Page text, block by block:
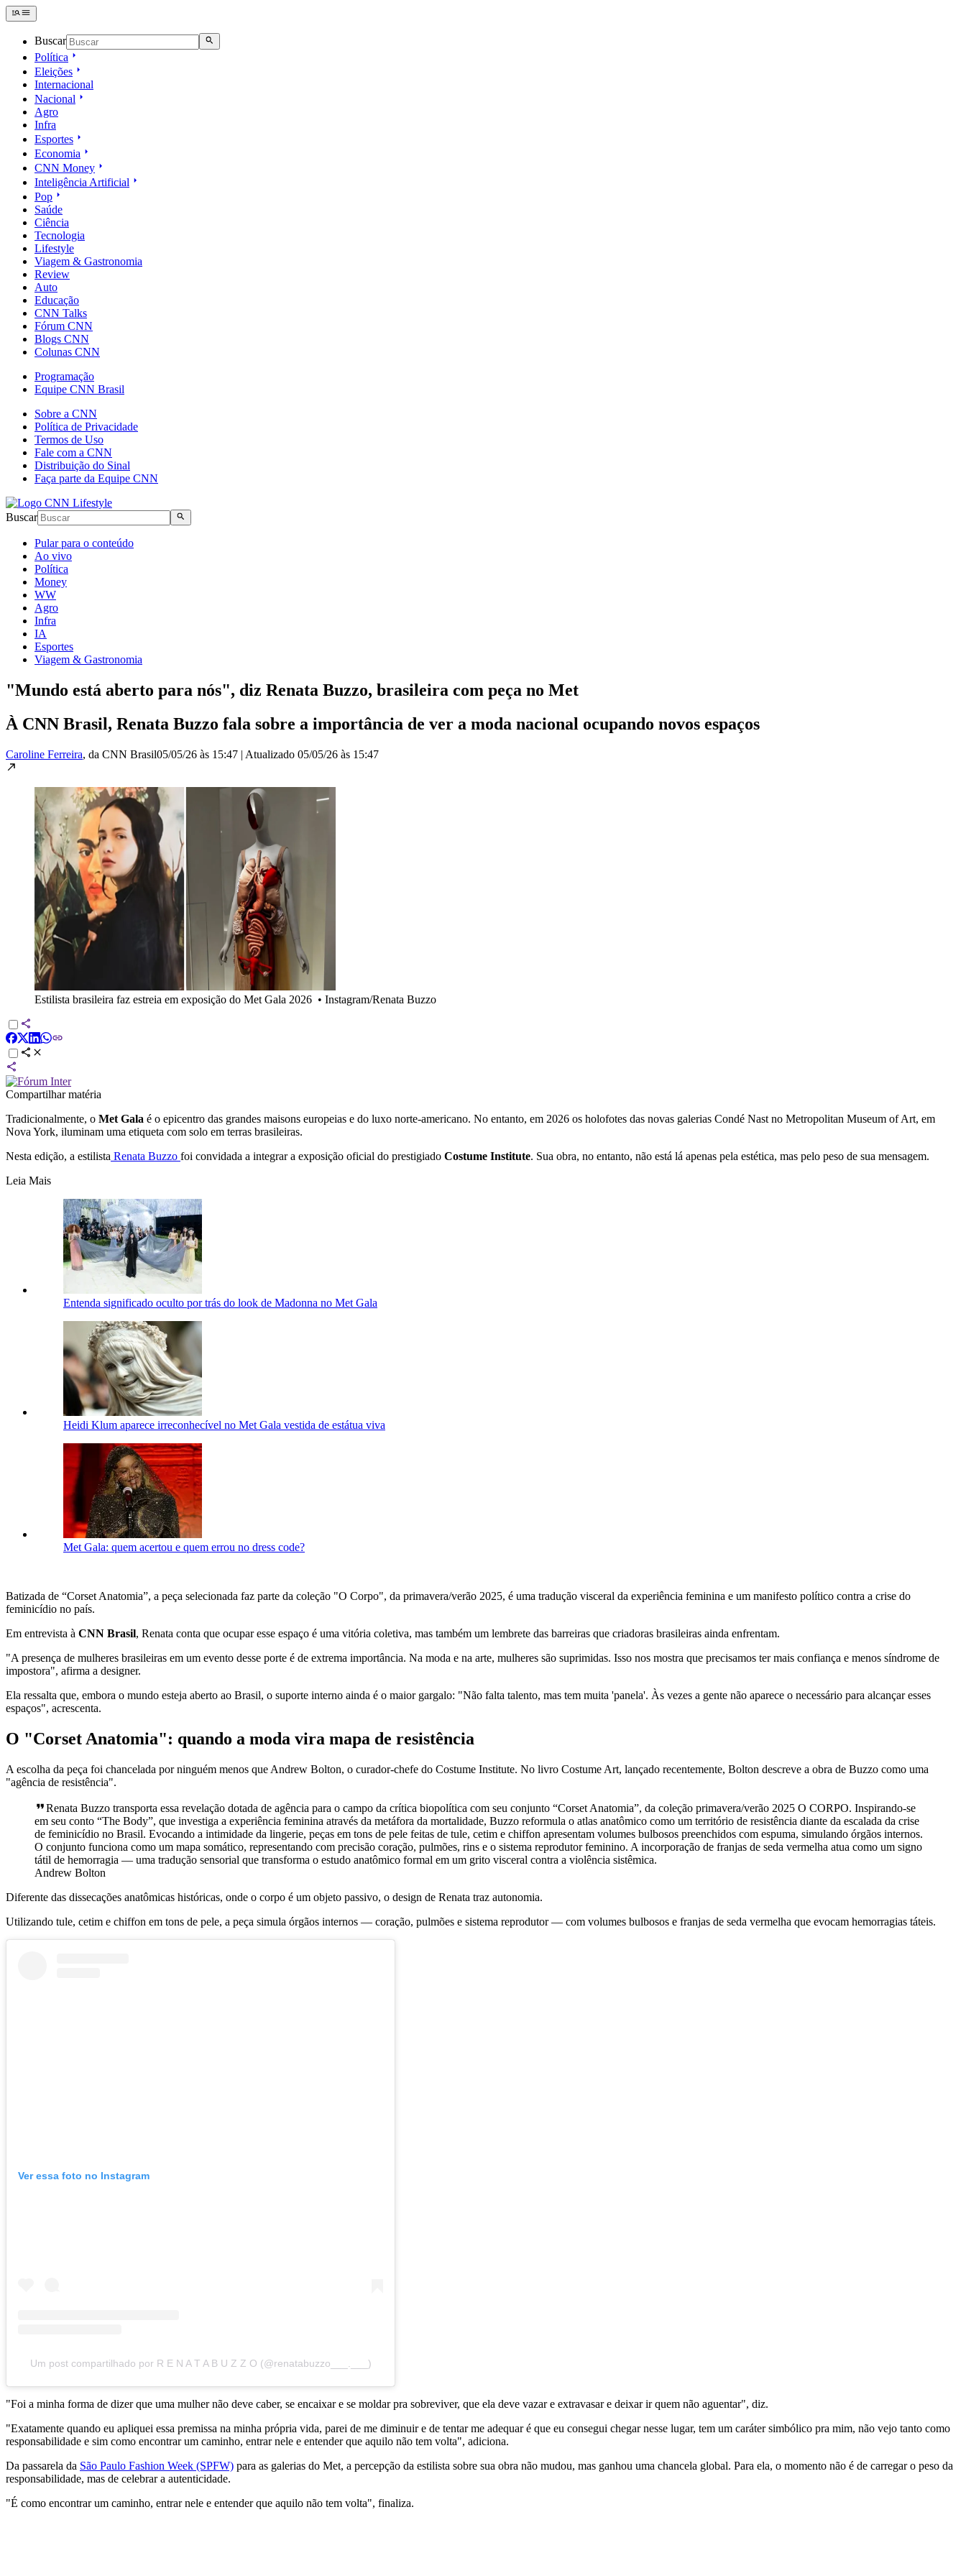
Buscar
Política
Eleições
Internacional
Nacional
Agro
Infra
Esportes
Economia
CNN Money
Inteligência Artificial
Pop
Saúde
Ciência
Tecnologia
Lifestyle
Viagem & Gastronomia
Review
Auto
Educação
CNN Talks
Fórum CNN
Blogs CNN
Colunas CNN
Programação
Equipe CNN Brasil
Sobre a CNN
Política de Privacidade
Termos de Uso
Fale com a CNN
Distribuição do Sinal
Faça parte da Equipe CNN
Buscar
Pular para o conteúdo
Ao vivo
Política
Money
WW
Agro
Infra
IA
Esportes
Viagem & Gastronomia
"Mundo está aberto para nós", diz Renata Buzzo, brasileira com peça no Met
À CNN Brasil, Renata Buzzo fala sobre a importância de ver a moda nacional ocupando novos espaços
Caroline Ferreira, da CNN Brasil05/05/26 às 15:47 | Atualizado 05/05/26 às 15:47
Estilista brasileira faz estreia em exposição do Met Gala 2026 • Instagram/Renata Buzzo
Compartilhar matéria
Tradicionalmente, o Met Gala é o epicentro das grandes maisons europeias e do luxo norte-americano. No entanto, em 2026 os holofotes das novas galerias Condé Nast no Metropolitan Museum of Art, em
Nova York, iluminam uma etiqueta com solo em terras brasileiras.
Nesta edição, a estilista Renata Buzzo foi convidada a integrar a exposição oficial do prestigiado Costume Institute. Sua obra, no entanto, não está lá apenas pela estética, mas pelo peso de sua mensagem.
Leia Mais
Entenda significado oculto por trás do look de Madonna no Met Gala
Heidi Klum aparece irreconhecível no Met Gala vestida de estátua viva
Met Gala: quem acertou e quem errou no dress code?
Batizada de “Corset Anatomia”, a peça selecionada faz parte da coleção "O Corpo", da primavera/verão 2025, é uma tradução visceral da experiência feminina e um manifesto político contra a crise do
feminicídio no país.
Em entrevista à CNN Brasil, Renata conta que ocupar esse espaço é uma vitória coletiva, mas também um lembrete das barreiras que criadoras brasileiras ainda enfrentam.
"A presença de mulheres brasileiras em um evento desse porte é de extrema importância. Na moda e na arte, mulheres são suprimidas. Isso nos mostra que precisamos ter mais confiança e menos síndrome de
impostora", afirma a designer.
Ela ressalta que, embora o mundo esteja aberto ao Brasil, o suporte interno ainda é o maior gargalo: "Não falta talento, mas tem muita 'panela'. Às vezes a gente não aparece o necessário para alcançar esses
espaços", acrescenta.
O "Corset Anatomia": quando a moda vira mapa de resistência
A escolha da peça foi chancelada por ninguém menos que Andrew Bolton, o curador-chefe do Costume Institute. No livro Costume Art, lançado recentemente, Bolton descreve a obra de Buzzo como uma
"agência de resistência".
Renata Buzzo transporta essa revelação dotada de agência para o campo da crítica biopolítica com seu conjunto “Corset Anatomia”, da coleção primavera/verão 2025 O CORPO. Inspirando-se
em seu conto “The Body”, que investiga a experiência feminina através da metáfora da mortalidade, Buzzo reformula o atlas anatômico como um território de resistência diante da escalada da crise
de feminicídio no Brasil. Evocando a intimidade da lingerie, peças em tons de pele feitas de tule, cetim e chiffon apresentam volumes bulbosos preenchidos com espuma, simulando órgãos internos.
O conjunto funciona como um mapa somático, representando com precisão coração, pulmões, rins e o sistema reprodutor feminino. A incorporação de franjas de seda vermelha atua como um signo
tátil de hemorragia — uma tradução sensorial que transforma o estudo anatômico formal em um grito visceral contra a violência sistêmica.
Andrew Bolton
Diferente das dissecações anatômicas históricas, onde o corpo é um objeto passivo, o design de Renata traz autonomia.
Utilizando tule, cetim e chiffon em tons de pele, a peça simula órgãos internos — coração, pulmões e sistema reprodutor — com volumes bulbosos e franjas de seda vermelha que evocam hemorragias táteis.
Ver essa foto no Instagram
Um post compartilhado por R E N A T A B U Z Z O (@renatabuzzo___.___)
"Foi a minha forma de dizer que uma mulher não deve caber, se encaixar e se moldar pra sobreviver, que ela deve vazar e extravasar e deixar ir quem não aguentar", diz.
"Exatamente quando eu apliquei essa premissa na minha própria vida, parei de me diminuir e de tentar me adequar é que eu consegui chegar nesse lugar, tem um caráter simbólico pra mim, não vejo tanto como
responsabilidade e sim como encontrar um caminho, entrar nele e entender que aquilo não tem volta", adiciona.
Da passarela da São Paulo Fashion Week (SPFW) para as galerias do Met, a percepção da estilista sobre sua obra não mudou, mas ganhou uma chancela global. Para ela, o momento não é de carregar o peso da
responsabilidade, mas de celebrar a autenticidade.
"É como encontrar um caminho, entrar nele e entender que aquilo não tem volta", finaliza.